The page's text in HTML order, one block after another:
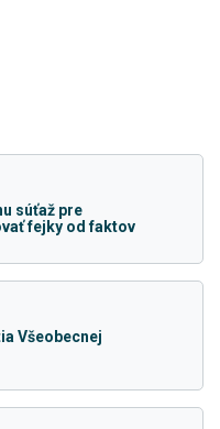
súťaž pre
fejky od faktov
Všeobecnej